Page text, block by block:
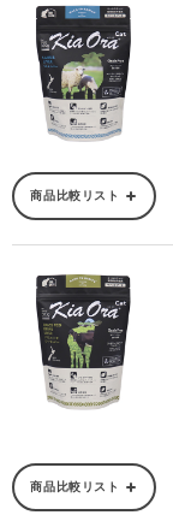
商品比較リスト
商品比較リスト